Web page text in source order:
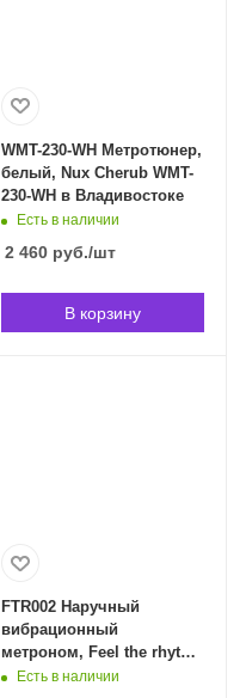
WMT-230-WH Метротюнер,
белый, Nux Cherub WMT-
230-WH в Владивостоке
Есть в наличии
2 460руб./шт
В корзину
FTR002 Наручный
вибрационный
метроном, Feel the rhythm
FTR002 в Владивостоке
Есть в наличии